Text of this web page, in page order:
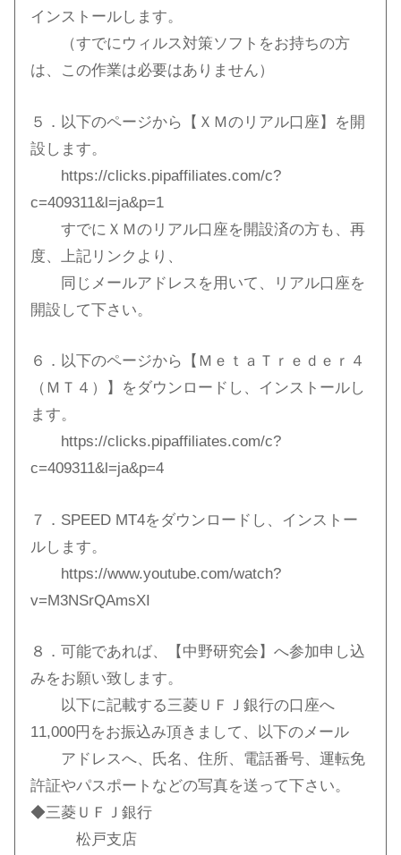
インストールします。
（すでにウィルス対策ソフトをお持ちの方
は、この作業は必要はありません）
５．以下のページから【ＸＭのリアル口座】を開
設します。
https://clicks.pipaffiliates.com/c?
c=409311&l=ja&p=1
すでにＸＭのリアル口座を開設済の方も、再
度、上記リンクより、
同じメールアドレスを用いて、リアル口座を
開設して下さい。
６．以下のページから【ＭｅｔａＴｒｅｄｅｒ４
（ＭＴ４）】をダウンロードし、インストールし
ます。
https://clicks.pipaffiliates.com/c?
c=409311&l=ja&p=4
７．SPEED MT4をダウンロードし、インストー
ルします。
https://www.youtube.com/watch?
v=M3NSrQAmsXI
８．可能であれば、【中野研究会】へ参加申し込
みをお願い致します。
以下に記載する三菱ＵＦＪ銀行の口座へ
11,000円をお振込み頂きまして、以下のメール
アドレスへ、氏名、住所、電話番号、運転免
許証やパスポートなどの写真を送って下さい。
◆三菱ＵＦＪ銀行
松戸支店